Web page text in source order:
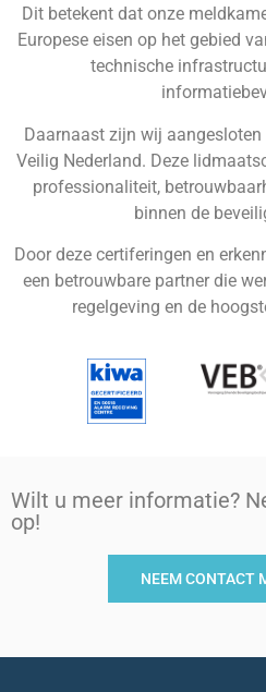
Dit betekent dat onze
Europese eisen op het gebied
technische
Daarnaast zijn wij aangesloten
Veilig Nederland. Deze
professionaliteit,
binnen de
Door deze certiferingen en
een betrouwbare partner die
regelgeving en de
Wilt u meer informatie?
op!
NEEM CONTACT